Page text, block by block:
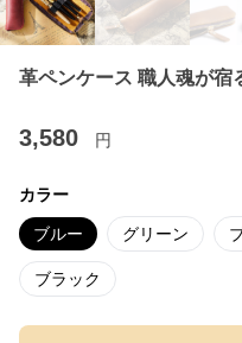
革ペンケース 職人魂が宿
3,580 円
カラー
ブルー グリーン
ブラック